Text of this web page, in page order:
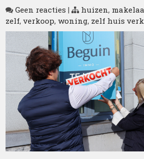
Geen reacties | huizen,
zelf,verkoop,woning, zelf huis